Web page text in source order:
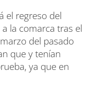
el regreso del
la comarca tras el
del pasado
que y tenían
ya que en